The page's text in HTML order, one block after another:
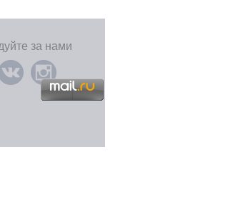
за нами